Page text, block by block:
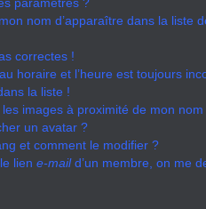
nom d’apparaître dans la liste
correctes !
horaire et l’heure est toujours
la liste !
images à proximité de mon nom
un avatar ?
et comment le modifier ?
lien e-maild’un membre, on me